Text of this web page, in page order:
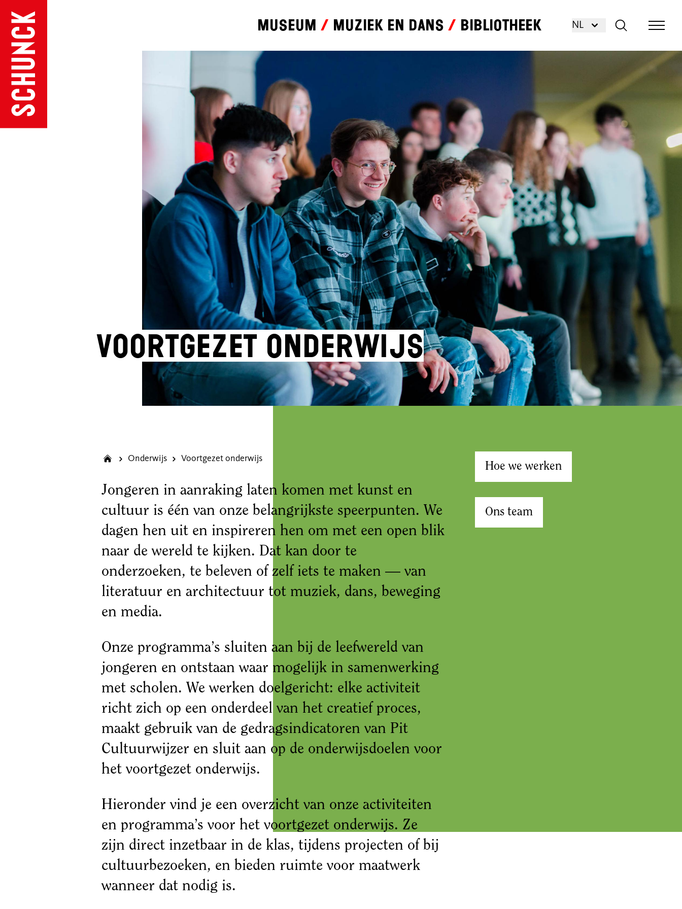
Museum Muziek en dans Bibliotheek NL
Voortgezet onderwijs
Onderwijs Voortgezet onderwijs
Jongeren in aanraking laten komen met kunst en
cultuur is één van onze belangrijkste speerpunten. We
dagen hen uit en inspireren hen om met een open blik
naar de wereld te kijken. Dat kan door te
onderzoeken, te beleven of zelf iets te maken — van
literatuur en architectuur tot muziek, dans, beweging
en media.
Onze programma’s sluiten aan bij de leefwereld van
jongeren en ontstaan waar mogelijk in samenwerking
met scholen. We werken doelgericht: elke activiteit
richt zich op een onderdeel van het creatief proces,
maakt gebruik van de gedragsindicatoren van Pit
Cultuurwijzer en sluit aan op de onderwijsdoelen voor
het voortgezet onderwijs.
Hieronder vind je een overzicht van onze activiteiten
en programma’s voor het voortgezet onderwijs. Ze
zijn direct inzetbaar in de klas, tijdens projecten of bij
cultuurbezoeken, en bieden ruimte voor maatwerk
wanneer dat nodig is.
Hoe we werken
Ons team